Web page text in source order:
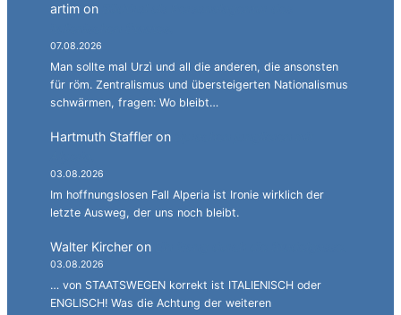
artim on
07.08.2026
Man sollte mal Urzì und all die anderen, die ansonsten
für röm. Zentralismus und übersteigerten Nationalismus
schwärmen, fragen: Wo bleibt…
Hartmuth Staffler on
03.08.2026
Im hoffnungslosen Fall Alperia ist Ironie wirklich der
letzte Ausweg, der uns noch bleibt.
Walter Kircher on
03.08.2026
… von STAATSWEGEN korrekt ist ITALIENISCH oder
ENGLISCH! Was die Achtung der weiteren